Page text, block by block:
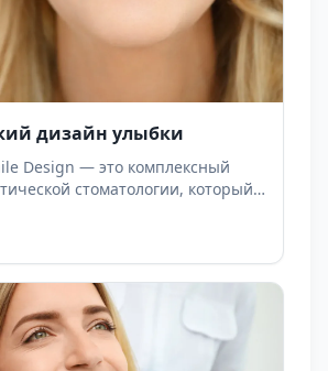
дизайн улыбки
Design — это комплексный
стоматологии, который
и естественной